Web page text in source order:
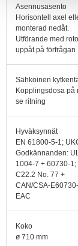
Asennusasento
Horisontell axel
monterad nedåt.
Utförande med
uppåt på förfrågan
Sähköinen
Kopplingsdosa på
se ritning
Hyväksynnät
EN 61800-5-1;
Godkännanden:
1004-7 + 60730-1;
C22.2 No. 77 +
CAN/CSA-
EAC
Koko
ø 710 mm